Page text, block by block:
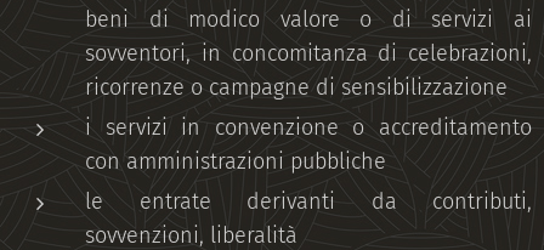
beni di modico valore o di servizi ai
sovventori, in concomitanza di celebrazioni,
ricorrenze o campagne di sensibilizzazione
i servizi in convenzione o accreditamento
con amministrazioni pubbliche
le entrate derivanti da contributi,
sovvenzioni, liberalità